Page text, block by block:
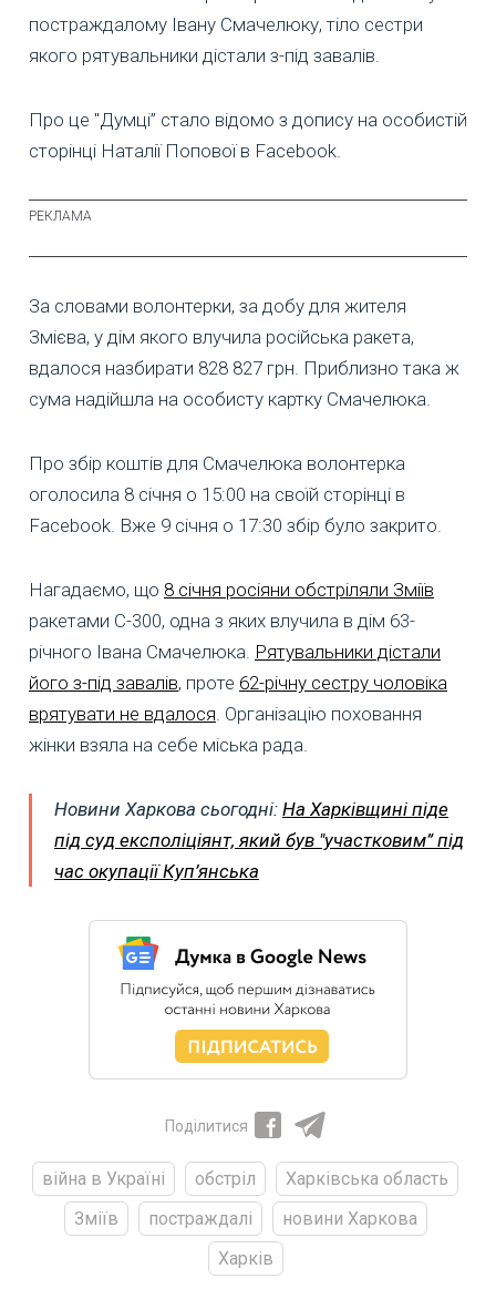
постраждалому Івану Смачелюку, тіло сестри
якого рятувальники дістали з-під завалів.
Про це "Думці” стало відомо з допису на особистій
сторінці Наталії Попової в Facebook.
За словами волонтерки, за добу для жителя
Змієва, у дім якого влучила російська ракета,
вдалося назбирати 828 827 грн. Приблизно така ж
сума надійшла на особисту картку Смачелюка.
Про збір коштів для Смачелюка волонтерка
оголосила 8 січня о 15:00 на своїй сторінці в
Facebook. Вже 9 січня о 17:30 збір було закрито.
Нагадаємо, що 8 січня росіяни обстріляли Зміїв
ракетами С-300, одна з яких влучила в дім 63-
річного Івана Смачелюка. Рятувальники дістали
його з-під завалів, проте 62-річну сестру чоловіка
врятувати не вдалося. Організацію поховання
жінки взяла на себе міська рада.
Новини Харкова сьогодні: На Харківщині піде
під суд експоліціянт, який був "участковим” під
час окупації Куп’янська
Поділитися
війна в Україні обстріл
Харківська область
Зміїв
постраждалі
новини Харкова
Харків